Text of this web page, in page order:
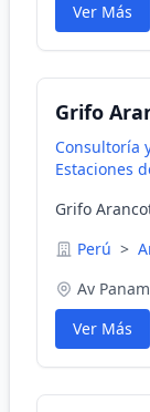
Ver Más
Grifo
Consultoría
Estaciones
Grifo
Perú >
Av
Ver Más